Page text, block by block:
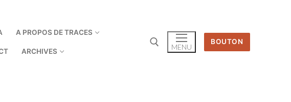
A PROPOS DE TRACES
ARCHIVES MENU
BOUTON